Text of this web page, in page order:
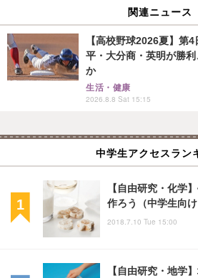
関連ニュース
【高校野球2026夏】第
平・大分商・英明が勝
か
生活・健康
2026.8.8 Sat 15:15
中学生アクセスラン
【自由研究・化学
作ろう（中学生向け
2018.7.10 Tue 15:00
【自由研究・地学